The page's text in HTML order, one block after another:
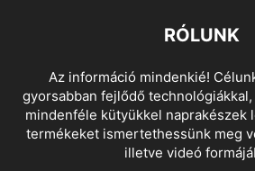
RÓLUNK
Az információ mindenkié!
gyorsabban fejlődő
mindenféle kütyükkel naprakészek
termékeket ismertethessünk meg
illetve videó